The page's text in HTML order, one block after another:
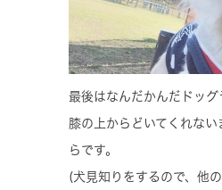
最後はなんだかんだドッグ
膝の上からどいてくれない
らです。
(犬見知りをするので、他